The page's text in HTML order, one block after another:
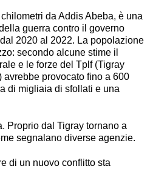
chilometri da Addis Abeba, è una
guerra contro il governo
2020 al 2022. La popolazione
secondo alcune stime il
e le forze del Tplf (Tigray
avrebbe provocato fino a 600
di migliaia di sfollati e una
Proprio dal Tigray tornano a
segnalano diverse agenzie.
di un nuovo conflitto sta